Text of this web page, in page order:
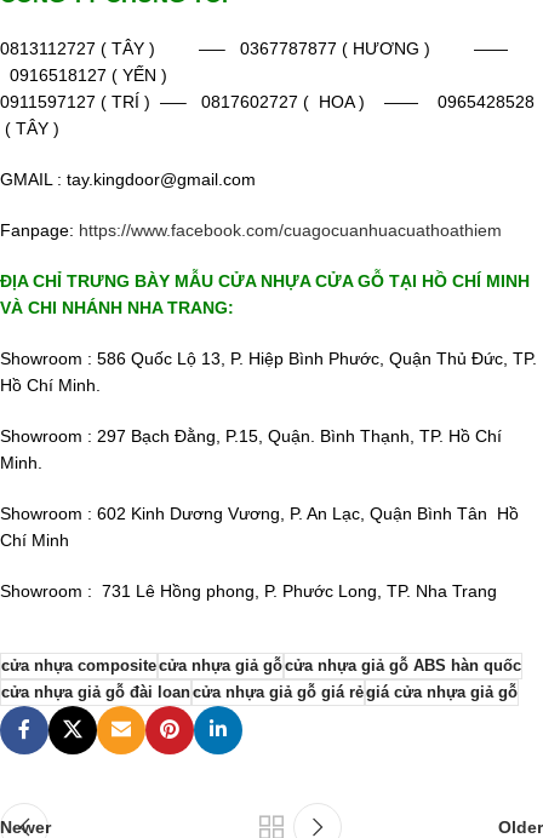
0813112727 ( TÂY ) —– 0367787877 ( HƯƠNG ) ——
0916518127 ( YẾN )
0911597127 ( TRÍ ) —– 0817602727 ( HOA ) —— 0965428528
( TÂY )
GMAIL : tay.kingdoor@gmail.com
Fanpage: https://www.facebook.com/cuagocuanhuacuathoathiem
ĐỊA CHỈ TRƯNG BÀY MẪU CỬA NHỰA CỬA GỖ TẠI HỒ CHÍ MINH
VÀ CHI NHÁNH NHA TRANG:
Showroom : 586 Quốc Lộ 13, P. Hiệp Bình Phước, Quận Thủ Đức, TP.
Hồ Chí Minh.
Showroom : 297 Bạch Đằng, P.15, Quận. Bình Thạnh, TP. Hồ Chí
Minh.
Showroom : 602 Kinh Dương Vương, P. An Lạc, Quận Bình Tân Hồ
Chí Minh
Showroom : 731 Lê Hồng phong, P. Phước Long, TP. Nha Trang
cửa nhựa compositecửa nhựa giả gỗcửa nhựa giả gỗ ABS hàn quốc
cửa nhựa giả gỗ đài loancửa nhựa giả gỗ giá rẻgiá cửa nhựa giả gỗ
Newer Older